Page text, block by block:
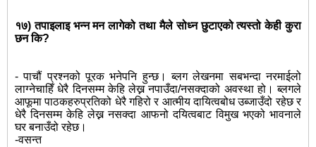
१७) तपाइलाइ भन्न मन लागेको तथा मैले सोध्न छुटाएको त्यस्तो केही कुरा
छन कि?
- पाचौं प्रश्नको पूरक भनेपनि हुन्छ। ब्लग लेखनमा सबभन्दा नरमाईलो
लाग्नेचाहिँ धेरै दिनसम्म केहि लेख्न नपाउँदा/नसक्दाको अवस्था हो। ब्लगले
आफूमा पाठकहरुप्रतिको धेरै गहिरो र आत्मीय दायित्वबोध उब्जाउँदो रहेछ र
धेरै दिनसम्म केहि लेख्न नसक्दा आफनो दयित्वबाट विमुख भएको भावनाले
घर बनाउँदो रहेछ।
-वसन्त